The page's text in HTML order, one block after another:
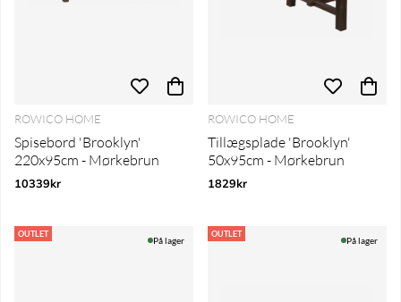
ROWICO HOME
Spisebord 'Brooklyn'
220x95cm - Mørkebrun
10339kr
ROWICO HOME
Tillægsplade 'Brooklyn'
50x95cm - Mørkebrun
1829kr
OUTLET
På lager
OUTLET
På lager